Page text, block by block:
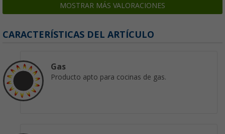
MOSTRAR MÁS VALORACIONES
CARACTERÍSTICAS DEL ARTÍCULO
Gas
Producto apto para cocinas de gas.